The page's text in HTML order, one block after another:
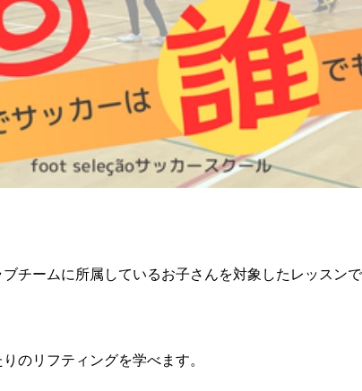
チームに所属しているお子さんを対象したレッスン
のリフティングを学べます。